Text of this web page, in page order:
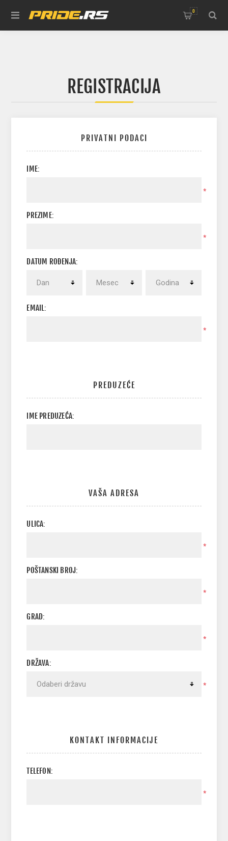
0
REGISTRACIJA
PRIVATNI PODACI
IME:
*
PREZIME:
*
DATUM ROĐENJA:
EMAIL:
*
PREDUZEĆE
IME PREDUZEĆA:
VAŠA ADRESA
ULICA:
*
POŠTANSKI BROJ:
*
GRAD:
*
DRŽAVA:
*
KONTAKT INFORMACIJE
TELEFON:
*